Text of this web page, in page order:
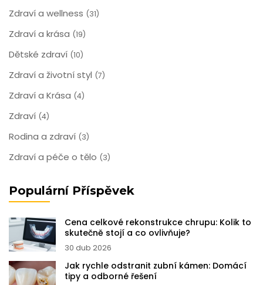
Zdraví a wellness (31)
Zdraví a krása (19)
Dětské zdraví (10)
Zdraví a životní styl (7)
Zdraví a Krása (4)
Zdraví (4)
Rodina a zdraví (3)
Zdraví a péče o tělo (3)
Populární Příspěvek
Cena celkové rekonstrukce chrupu: Kolik to
skutečně stojí a co ovlivňuje?
30 dub 2026
Jak rychle odstranit zubní kámen: Domácí
tipy a odborné řešení